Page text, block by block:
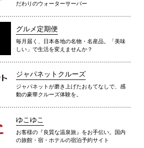
だわりのウォーターサーバー
グルメ定期便
毎月届く、日本各地の名物・名産品。「美味
しい」で生活を変えませんか？
ジャパネットクルーズ
ジャパネットが磨き上げたおもてなしで、感
動の豪華クルーズ体験を。
ゆこゆこ
お客様の『良質な温泉旅』をお手伝い。国内
の旅館・宿・ホテルの宿泊予約サイト